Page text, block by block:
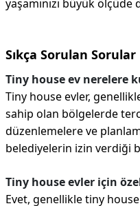
yaşamınızı büyük
Sıkça Sorulan Sorular
Tiny house ev nerelere
Tiny house evler,
sahip olan bölgelerde
düzenlemelere ve
belediyelerin izin verdiği
Tiny house evler için
Evet, genellikle tiny